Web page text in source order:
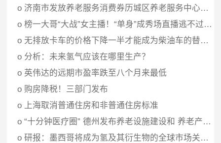
o 济南市发放养老服务消费券历城区养老服务中心可领取
o 榜一大哥“大战”女主播！“单身”成秀场直播逃不过的劫
o 无排放卡车的价格下降一半才能成为柴油车的替代品
o 分析：未来氢气应该在哪里生产？
o 英伟达的远期市盈率跌至八个月来最低
o 购房降税！三部门发布
o
上海取消普通住房和非普通住房标准
o “十分钟医疗圈” 德州发布养老设施建设和 养老产业发展规划
o 研报：墨西哥将成为氢及其衍生物的全球市场关键参与者